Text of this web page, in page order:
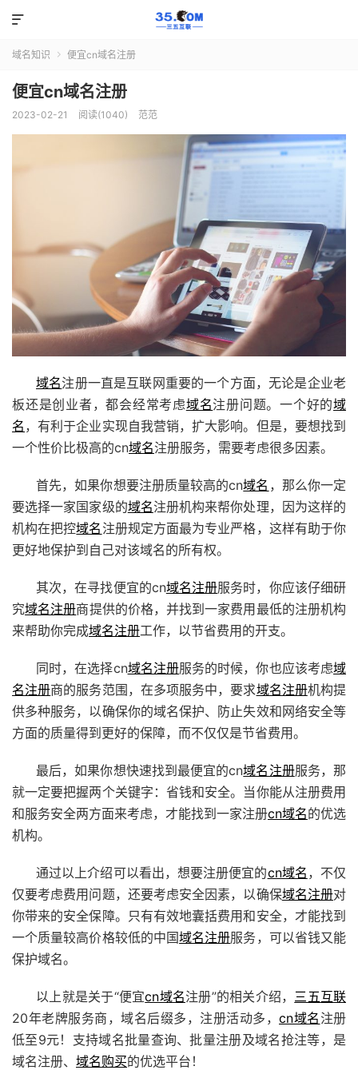

域名知识  便宜cn域名注册
便宜cn域名注册
2023-02-21 阅读(1040) 范范
域名注册一直是互联网重要的一个方面，无论是企业老
板还是创业者，都会经常考虑域名注册问题。一个好的域
名 ，有利于企业实现自我营销，扩大影响。但是，要想找到
一个性价比极高的cn域名注册服务，需要考虑很多因素。
首先，如果你想要注册质量较高的cn域名 ，那么你一定
要选择一家国家级的域名注册机构来帮你处理，因为这样的
机构在把控域名 注册规定方面最为专业严格，这样有助于你
更好地保护到自己对该域名的所有权。
其次，在寻找便宜的cn域名注册服务时，你应该仔细研
究域名注册商提供的价格，并找到一家费用最低的注册机构
来帮助你完成域名注册工作，以节省费用的开支。
同时，在选择cn域名注册服务的时候，你也应该考虑域
名注册商的服务范围，在多项服务中，要求域名注册机构提
供多种服务，以确保你的域名保护、防止失效和网络安全等
方面的质量得到更好的保障，而不仅仅是节省费用。
最后，如果你想快速找到最便宜的cn域名注册服务，那
就一定要把握两个关键字：省钱和安全。当你能从注册费用
和服务安全两方面来考虑，才能找到一家注册cn域名的优选
机构。
通过以上介绍可以看出，想要注册便宜的cn域名 ，不仅
仅要考虑费用问题，还要考虑安全因素，以确保域名注册对
你带来的安全保障。只有有效地囊括费用和安全，才能找到
一个质量较高价格较低的中国域名注册服务，可以省钱又能
保护域名。
以上就是关于“便宜cn域名注册”的相关介绍， 三五互联
20年老牌服务商，域名后缀多，注册活动多， cn域名 注册
低至9元！支持域名批量查询、批量注册及域名抢注等，是
域名注册、 域名购买的优选平台！